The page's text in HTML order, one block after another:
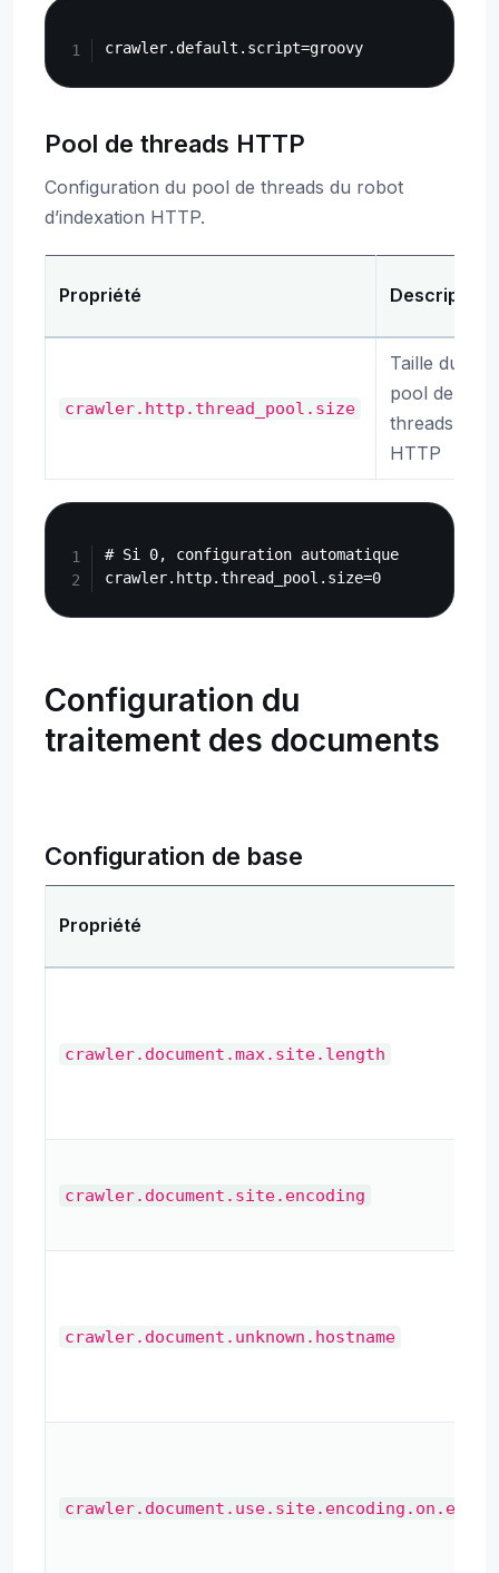
Pool de threads HTTP
Configuration du pool de threads du robot
d’indexation HTTP.
Propriété Description
crawler.http.thread_pool.size
Taille du
pool de
threads
HTTP
# Si 0, configuration automatique
Configuration du
traitement des documents
Configuration de base
Propriété
crawler.document.max.site.length
crawler.document.site.encoding
crawler.document.unknown.hostname